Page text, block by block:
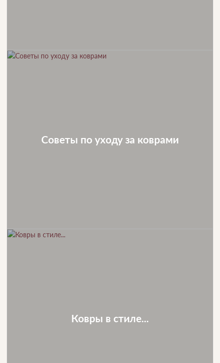
Советы по уходу за коврами
Ковры в стиле...